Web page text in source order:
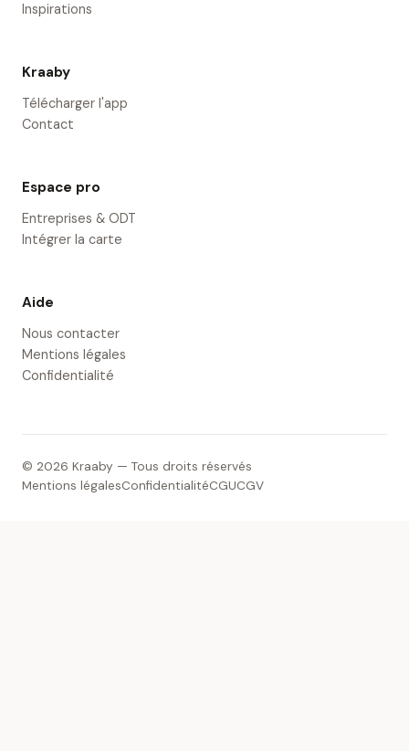
Inspirations
Kraaby
Télécharger l'app
Contact
Espace pro
Entreprises & ODT
Intégrer la carte
Aide
Nous contacter
Mentions légales
Confidentialité
© 2026 Kraaby — Tous droits réservés
Mentions légalesConfidentialitéCGUCGV